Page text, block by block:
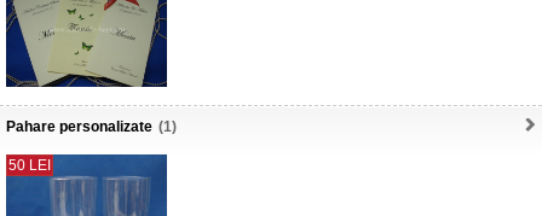
Pahare personalizate (1)
50 LEI